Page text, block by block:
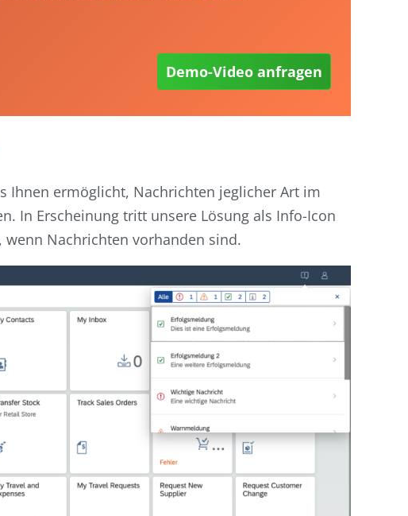
Demo-Video anfragen
Ihnen ermöglicht, Nachrichten jeglicher Art im
In Erscheinung tritt unsere Lösung als Info-Icon
Nachrichten vorhanden sind.